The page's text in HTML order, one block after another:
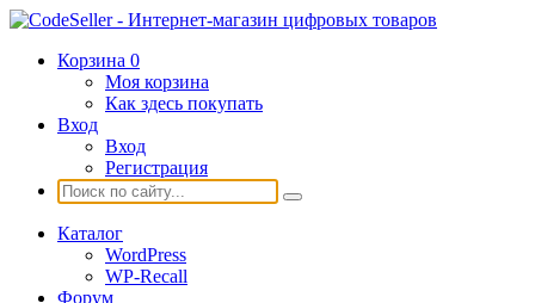
Корзина 0
Моя корзина
Как здесь покупать
Вход
Вход
Регистрация
Каталог
WordPress
WP-Recall
Форум